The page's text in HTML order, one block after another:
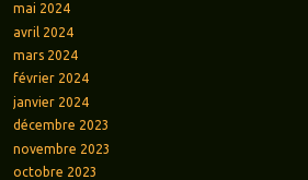
mai 2024
avril 2024
mars 2024
février 2024
janvier 2024
décembre 2023
novembre 2023
octobre 2023